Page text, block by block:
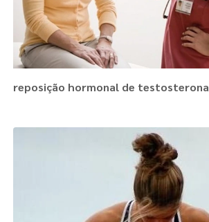
reposição hormonal de testosterona